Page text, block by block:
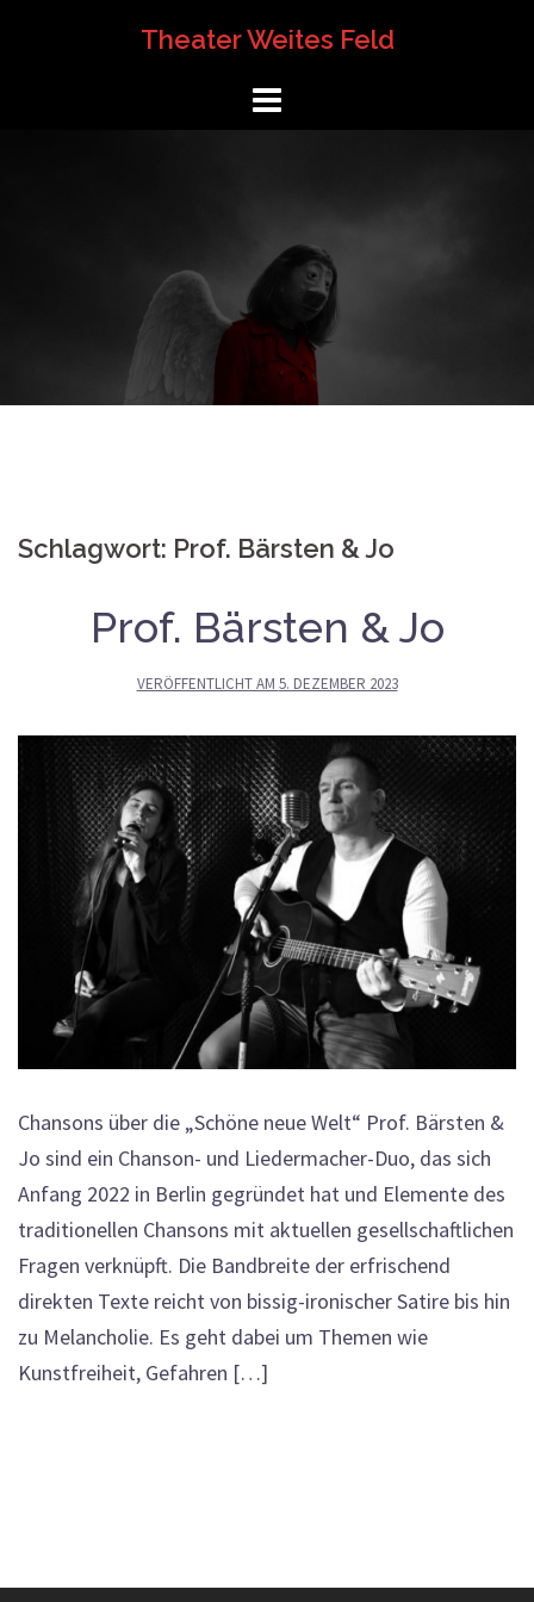
Theater Weites Feld
Schlagwort: Prof. Bärsten & Jo
Prof. Bärsten & Jo
VERÖFFENTLICHT AM 5. DEZEMBER 2023
Chansons über die „Schöne neue Welt“ Prof. Bärsten &
Jo sind ein Chanson- und Liedermacher-Duo, das sich
Anfang 2022 in Berlin gegründet hat und Elemente des
traditionellen Chansons mit aktuellen gesellschaftlichen
Fragen verknüpft. Die Bandbreite der erfrischend
direkten Texte reicht von bissig-ironischer Satire bis hin
zu Melancholie. Es geht dabei um Themen wie
Kunstfreiheit, Gefahren […]